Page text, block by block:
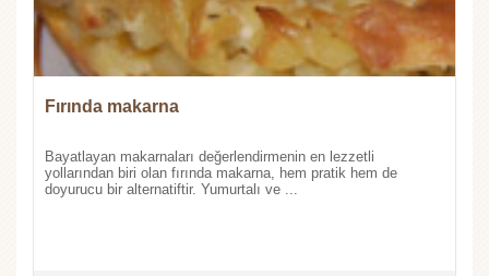
Fırında makarna
Bayatlayan makarnaları değerlendirmenin en lezzetli
yollarından biri olan fırında makarna, hem pratik hem de
doyurucu bir alternatiftir. Yumurtalı ve ...